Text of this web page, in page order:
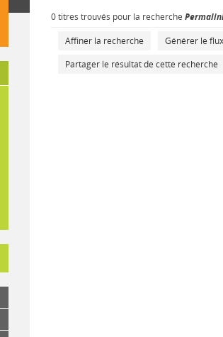
0 titres trouvés pour la recherche
Affiner la recherche
Générer le
Partager le résultat de cette recherche